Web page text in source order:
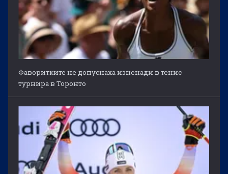
Фаворитките не допуснаха изненади в тенис
турнира в Торонто